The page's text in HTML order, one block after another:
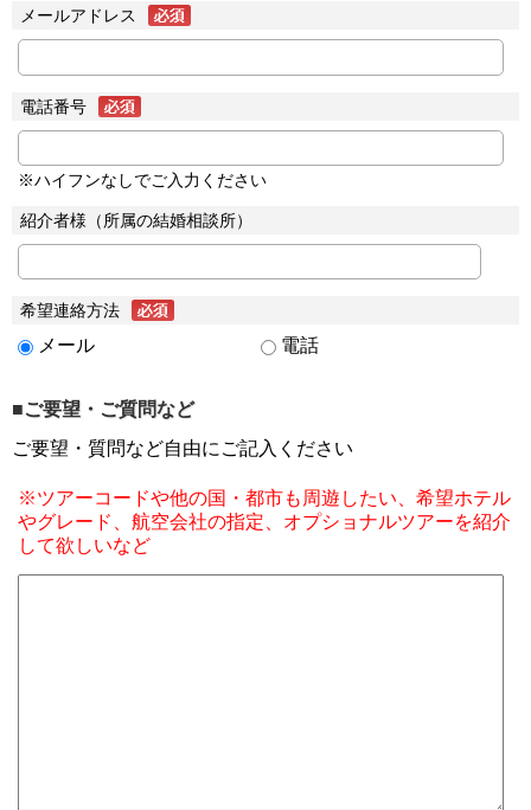
メールアドレス
電話番号
※ハイフンなしでご入力ください
紹介者様（所属の結婚相談所）
希望連絡方法
メール 電話
■ご要望・ご質問など
ご要望・質問など自由にご記入ください
※ツアーコードや他の国・都市も周遊したい、希望ホテル
やグレード、航空会社の指定、オプショナルツアーを紹介
して欲しいなど